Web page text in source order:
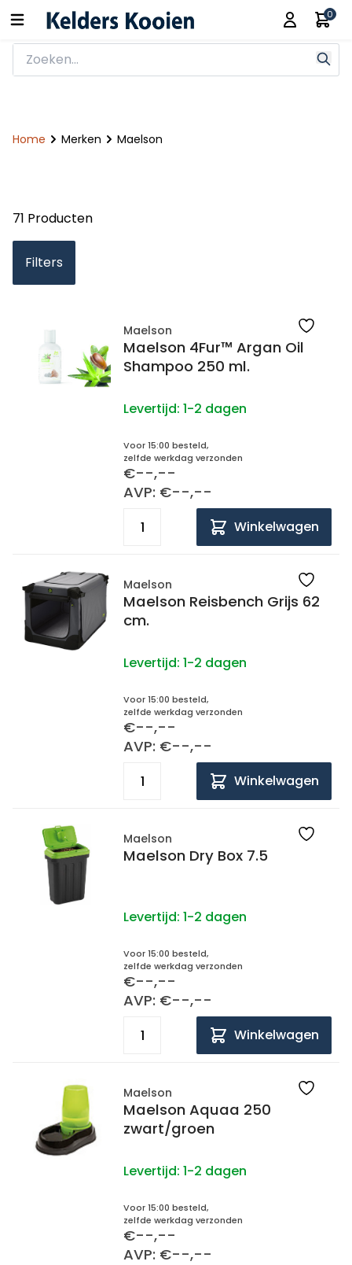
0
Home Merken Maelson
71 Producten
Filters
Maelson
Maelson 4Fur™ Argan Oil
Shampoo 250 ml.
Levertijd: 1-2 dagen
Voor 15:00 besteld,
zelfde werkdag verzonden
€--,--
AVP: €--,--
Winkelwagen
Maelson
Maelson Reisbench Grijs 62
cm.
Levertijd: 1-2 dagen
Voor 15:00 besteld,
zelfde werkdag verzonden
€--,--
AVP: €--,--
Winkelwagen
Maelson
Maelson Dry Box 7.5
Levertijd: 1-2 dagen
Voor 15:00 besteld,
zelfde werkdag verzonden
€--,--
AVP: €--,--
Winkelwagen
Maelson
Maelson Aquaa 250
zwart/groen
Levertijd: 1-2 dagen
Voor 15:00 besteld,
zelfde werkdag verzonden
€--,--
AVP: €--,--